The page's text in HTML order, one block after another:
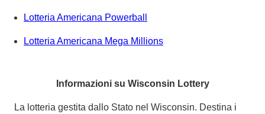
Lotteria Americana Powerball
Lotteria Americana Mega Millions
Informazioni su Wisconsin Lottery
La lotteria gestita dallo Stato nel Wisconsin. Destina i